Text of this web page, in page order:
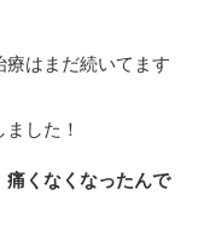
はまだ続いてます
した！
痛くなくなったんで